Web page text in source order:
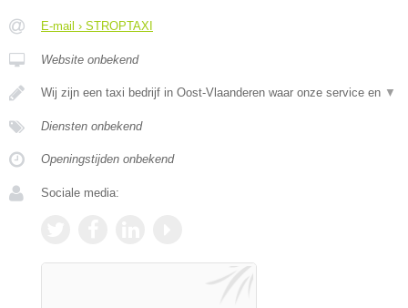
E-mail › STROPTAXI
Website onbekend
Wij zijn een taxi bedrijf in Oost-Vlaanderen waar onze service en ▼
Diensten onbekend
Openingstijden onbekend
Sociale media: